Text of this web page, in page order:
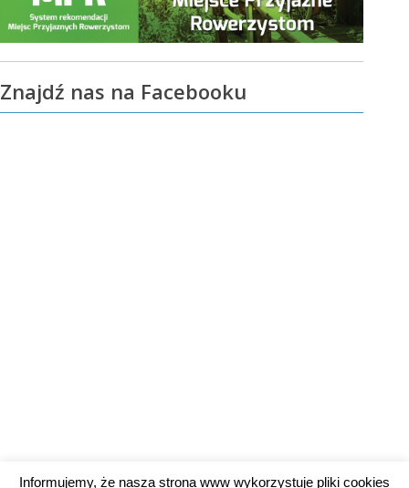
Znajdź nas na Facebooku
Informujemy, że nasza strona www wykorzystuje pliki cookies